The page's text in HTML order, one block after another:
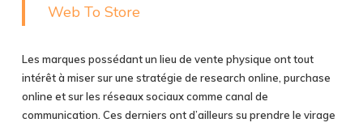
Web To Store
Les marques possédant un lieu de vente physique ont tout
intérêt à miser sur une stratégie de research online, purchase
online et sur les réseaux sociaux comme canal de
communication. Ces derniers ont d’ailleurs su prendre le virage